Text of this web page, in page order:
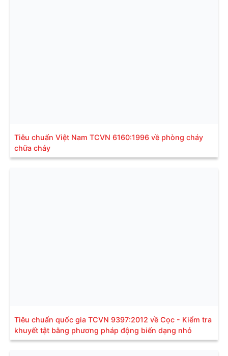
Tiêu chuẩn Việt Nam TCVN 6160:1996 về phòng cháy
chữa cháy
Tiêu chuẩn quốc gia TCVN 9397:2012 về Cọc - Kiểm tra
khuyết tật bằng phương pháp động biến dạng nhỏ